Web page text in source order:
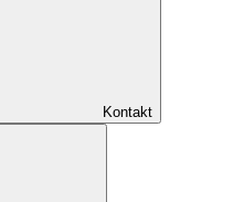
Kontakt